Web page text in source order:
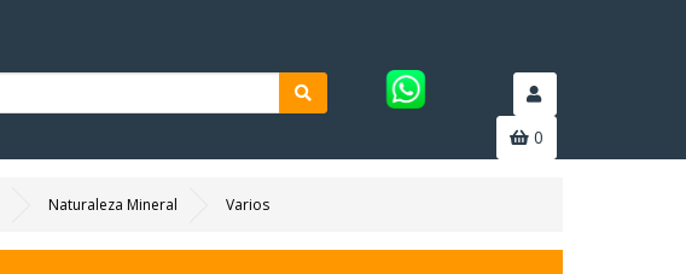
0
Naturaleza Mineral Varios